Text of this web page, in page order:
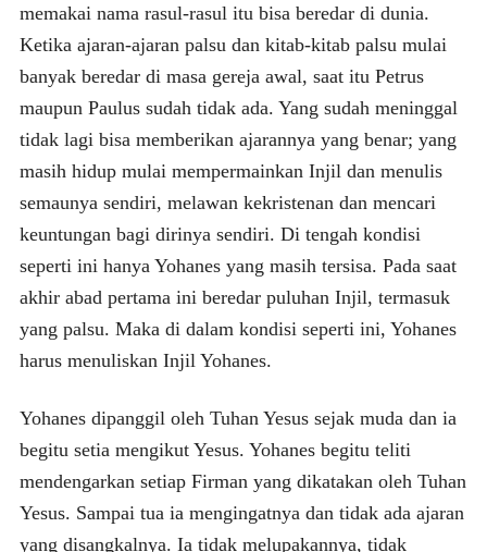
memakai nama rasul-rasul itu bisa beredar di dunia.
Ketika ajaran-ajaran palsu dan kitab-kitab palsu mulai
banyak beredar di masa gereja awal, saat itu Petrus
maupun Paulus sudah tidak ada. Yang sudah meninggal
tidak lagi bisa memberikan ajarannya yang benar; yang
masih hidup mulai mempermainkan Injil dan menulis
semaunya sendiri, melawan kekristenan dan mencari
keuntungan bagi dirinya sendiri. Di tengah kondisi
seperti ini hanya Yohanes yang masih tersisa. Pada saat
akhir abad pertama ini beredar puluhan Injil, termasuk
yang palsu. Maka di dalam kondisi seperti ini, Yohanes
harus menuliskan Injil Yohanes.
Yohanes dipanggil oleh Tuhan Yesus sejak muda dan ia
begitu setia mengikut Yesus. Yohanes begitu teliti
mendengarkan setiap Firman yang dikatakan oleh Tuhan
Yesus. Sampai tua ia mengingatnya dan tidak ada ajaran
yang disangkalnya. Ia tidak melupakannya, tidak